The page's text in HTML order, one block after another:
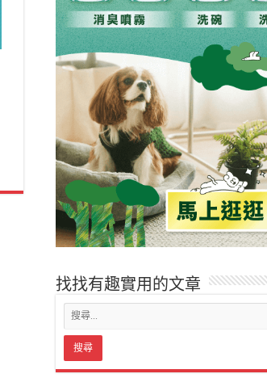
找找有趣實用的文章